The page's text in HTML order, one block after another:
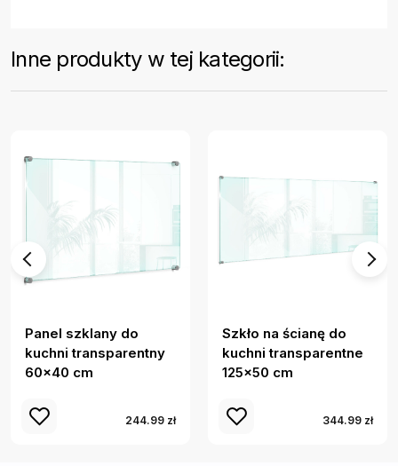
Inne produkty w tej kategorii:
Panel szklany do
kuchni transparentny
60x40 cm
244.99 zł
Szkło na ścianę do
kuchni transparentne
125x50 cm
344.99 zł